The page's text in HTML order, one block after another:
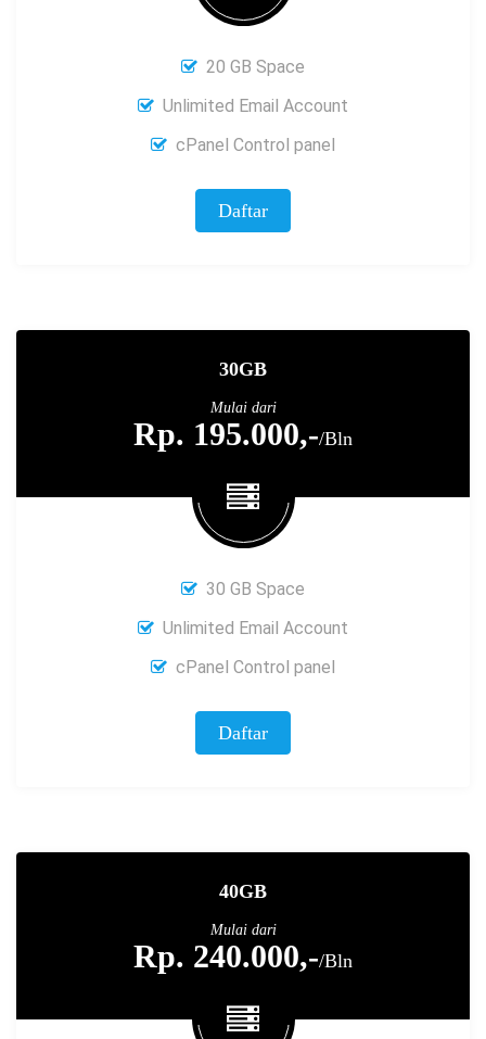
20 GB Space
Unlimited Email Account
cPanel Control panel
Daftar
30GB
Mulai dari
Rp. 195.000,-/Bln
30 GB Space
Unlimited Email Account
cPanel Control panel
Daftar
40GB
Mulai dari
Rp. 240.000,-/Bln